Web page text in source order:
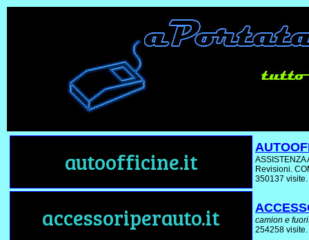
autoofficine.it
ASSISTENZA
Revisioni.
350137 visite.
accessoriperauto.it
camion e
254258 visite.